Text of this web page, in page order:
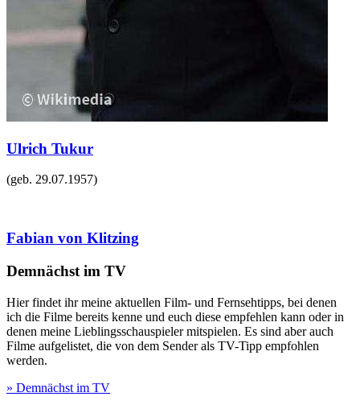
Ulrich Tukur
(geb. 29.07.1957)
Fabian von Klitzing
Demnächst im TV
Hier findet ihr meine aktuellen Film- und Fernsehtipps, bei denen
ich die Filme bereits kenne und euch diese empfehlen kann oder in
denen meine Lieblingsschauspieler mitspielen. Es sind aber auch
Filme aufgelistet, die von dem Sender als TV-Tipp empfohlen
werden.
» Demnächst im TV